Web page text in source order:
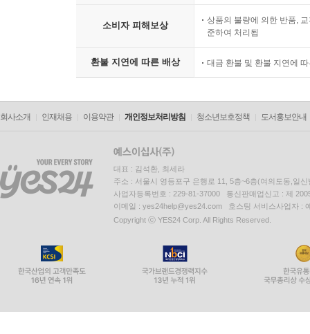
소비자 피해보상
상품의 불량에 의한 반품,
준하여 처리됨
환불 지연에 따른 배상 대금 환불 및 환불 지연에
회사소개 인재채용 이용약관 개인정보처리방침 청소년보호정책 도서홍보안내
대표 : 김석환, 최세라
주소 : 서울시 영등포구 은행로 11, 5층~6층(여의도동,일신
사업자등록번호 : 229-81-37000 통신판매업신고 : 제
이메일 : yes24help@yes24.com 호스팅 서비스사업자 :
Copyright ⓒ YES24 Corp. All Rights Reserved.